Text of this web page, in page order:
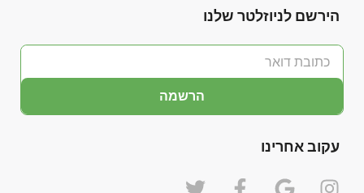
הירשם לניוזלטר שלנו
הרשמה
עקוב אחרינו